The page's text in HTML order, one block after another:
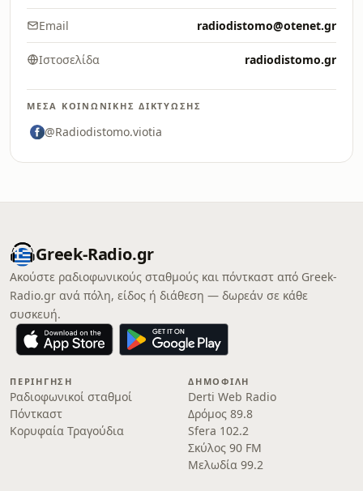
Email radiodistomo@otenet.gr
Ιστοσελίδα radiodistomo.gr
ΜΈΣΑ ΚΟΙΝΩΝΙΚΉΣ ΔΙΚΤΎΩΣΗΣ
@Radiodistomo.viotia
Greek-Radio.gr
Ακούστε ραδιοφωνικούς σταθμούς και πόντκαστ από Greek-
Radio.gr ανά πόλη, είδος ή διάθεση — δωρεάν σε κάθε
συσκευή.
ΠΕΡΙΉΓΗΣΗ
Ραδιοφωνικοί σταθμοί
Πόντκαστ
Κορυφαία Τραγούδια
ΔΗΜΟΦΙΛΉ
Derti Web Radio
Δρόμος 89.8
Sfera 102.2
Σκύλος 90 FM
Μελωδία 99.2